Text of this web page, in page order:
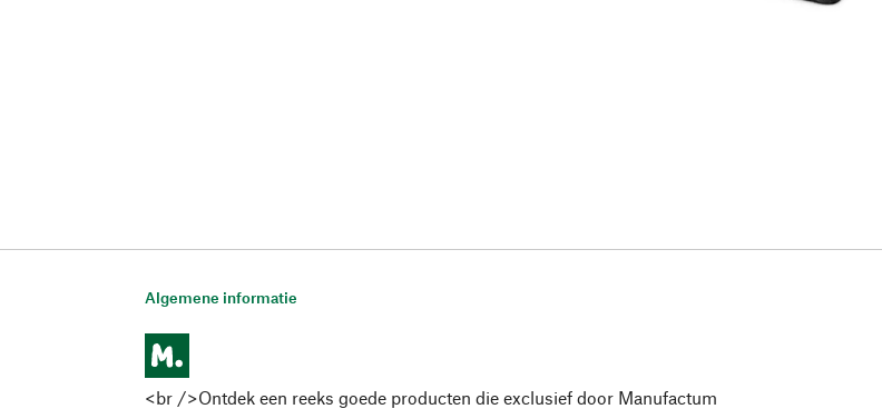
Algemene informatie
<br />Ontdek een reeks goede producten die exclusief door Manufactum